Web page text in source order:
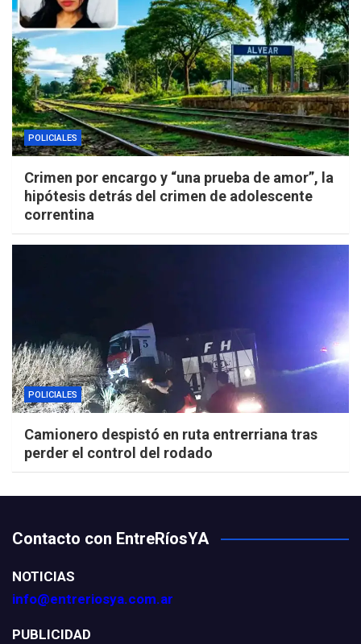
POLICIALES
Crimen por encargo y “una prueba de amor”, la
hipótesis detrás del crimen de adolescente
correntina
POLICIALES
Camionero despistó en ruta entrerriana tras
perder el control del rodado
Contacto con EntreRíosYA
NOTICIAS
info@entreriosya.com.ar
PUBLICIDAD